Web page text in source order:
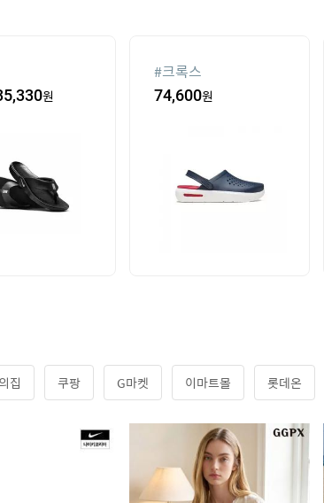
원
#크록스
74,600원
집 쿠팡 G마켓 이마트몰 롯데온